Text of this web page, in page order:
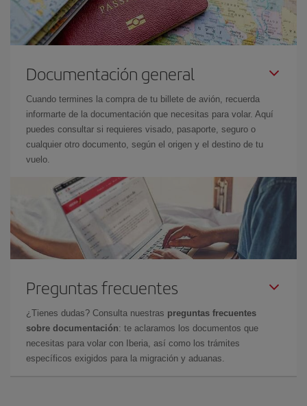
Documentación general
Cuando termines la compra de tu billete de avión, recuerda
informarte de la documentación que necesitas para volar. Aquí
puedes consultar si requieres visado, pasaporte, seguro o
cualquier otro documento, según el origen y el destino de tu
vuelo.
Preguntas frecuentes
¿Tienes dudas? Consulta nuestras preguntas frecuentes
sobre documentación: te aclaramos los documentos que
necesitas para volar con Iberia, así como los trámites
específicos exigidos para la migración y aduanas.